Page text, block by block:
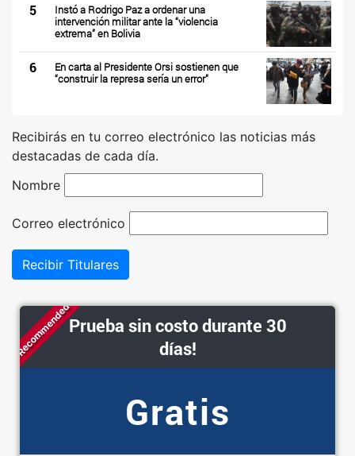
5
Instó a Rodrigo Paz a ordenar una
intervención militar ante la “violencia
extrema” en Bolivia
6
En carta al Presidente Orsi sostienen que
“construir la represa sería un error”
Recibirás en tu correo electrónico las noticias más
destacadas de cada día.
Nombre
Correo electrónico
Recibir Titulares
RecommendedPrueba sin costo durante 30
días!
Gratis